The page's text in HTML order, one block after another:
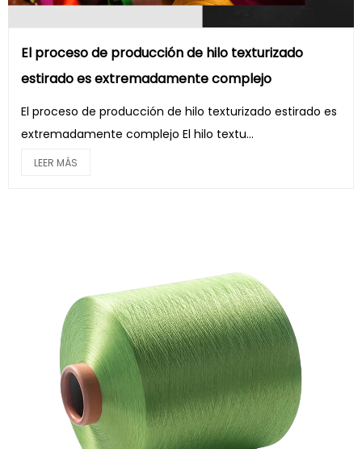
El proceso de producción de hilo texturizado
estirado es extremadamente complejo
El proceso de producción de hilo texturizado estirado es
extremadamente complejo El hilo textu...
LEER MÁS